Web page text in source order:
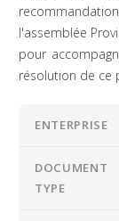
l'assemblée
pour
résolution de ce
ENTERPRISE
DOCUMENT
TYPE